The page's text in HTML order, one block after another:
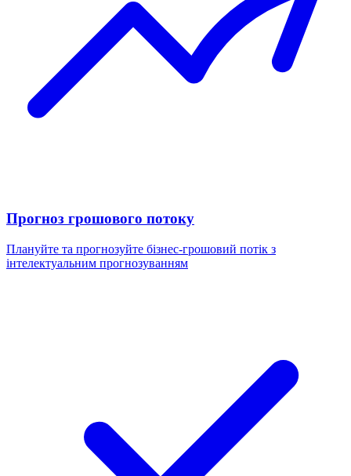
Прогноз грошового потоку
Плануйте та прогнозуйте бізнес-грошовий потік з
інтелектуальним прогнозуванням